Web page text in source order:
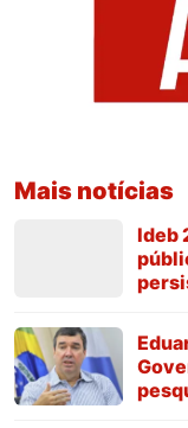
Mais notícias
Ideb